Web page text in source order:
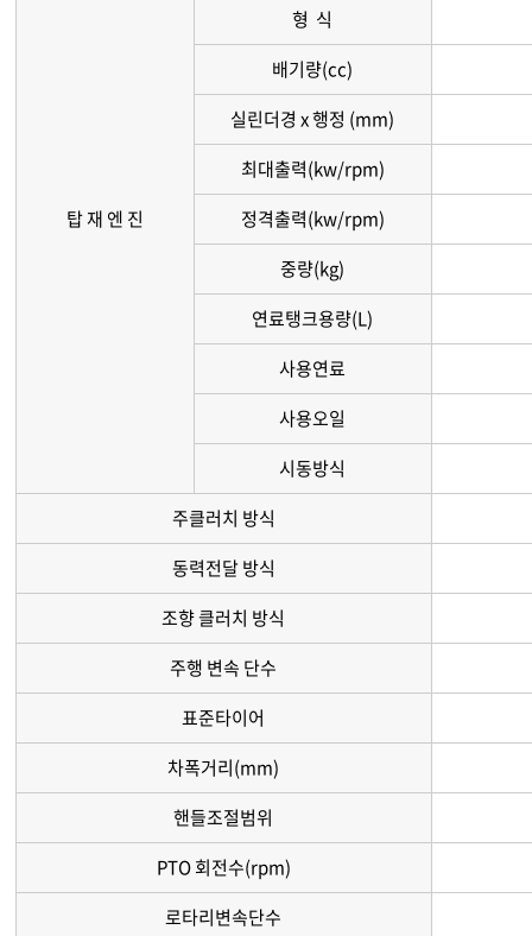
탑 재 엔 진
형 식
배기량(cc)
실린더경 x 행정 (mm)
최대출력(kw/rpm)
정격출력(kw/rpm)
중량(kg)
연료탱크용량(L)
사용연료
사용오일
시동방식
주클러치 방식
동력전달 방식
조향 클러치 방식
주행 변속 단수
표준타이어
차폭거리(mm)
핸들조절범위
PTO 회전수(rpm)
로타리변속단수